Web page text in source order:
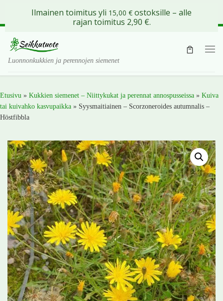
Skip to content
Luonnonkukkien ja perennojen siemenet
Etusivu » Kukkien siemenet – Niittykukat ja perennat annospusseissa » Kuiva
tai kuivahko kasvupaikka » Syysmaitiainen – Scorzoneroides autumnalis –
Höstfibbla
Ilmainen toimitus yli 15,00 € ostoksille – alle
rajan toimitus 2,90 €.